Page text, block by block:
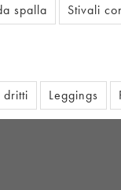
spalla Stivali
dritti Leggings